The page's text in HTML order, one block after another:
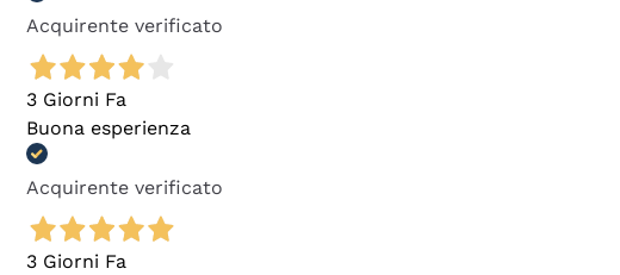
Acquirente verificato
3 Giorni Fa
Buona esperienza
Acquirente verificato
3 Giorni Fa